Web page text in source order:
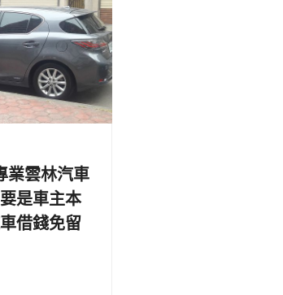
業雲林汽車
是車主本
借錢免留